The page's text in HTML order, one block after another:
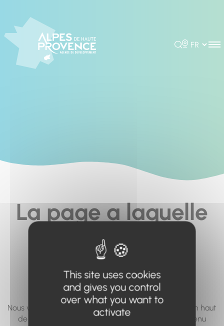
Rechercher
Choisir la
La page a laquelle
vous cherchez à
accéder n'existe
pas... ou plus.
Nous vous invitons à utiliser le moteur de recherche en haut
de page, ou à utiliser le menu pour trouver le contenu
This site uses cookies
and gives you control
over what you want to
activate